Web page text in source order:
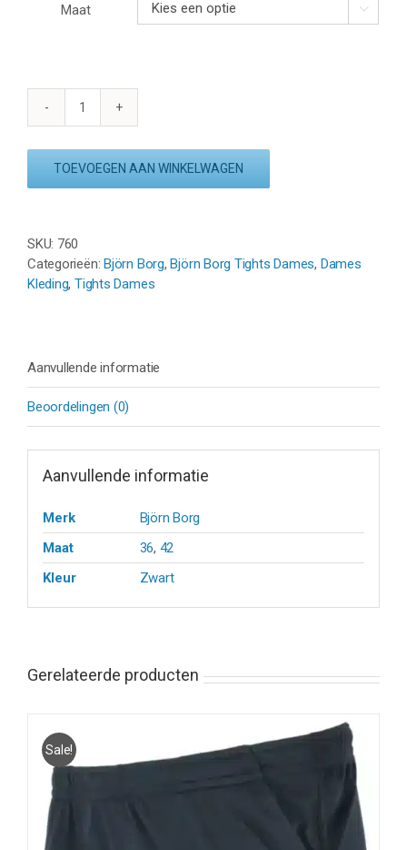
Maat 
BJÖRN
ACADEMY
aantal
TOEVOEGEN AAN WINKELWAGEN
SKU: 760
Categorieën:Björn Borg,Björn Borg Tights Dames, Dames
Kleding, Tights Dames
Aanvullende informatie
Beoordelingen (0)
Aanvullende informatie
Merk
Björn Borg
Maat
36, 42
Kleur
Zwart
Gerelateerde producten
Sale!